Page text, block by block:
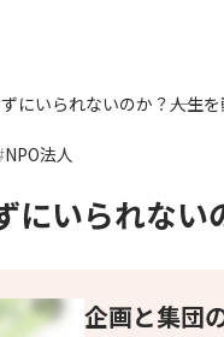
にいられないのか？――人生
NPO法人
いられない
企画と集団